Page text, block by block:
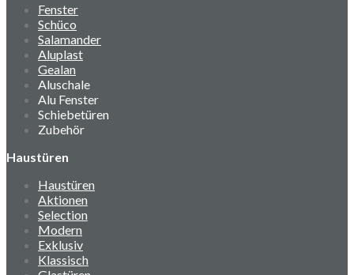
Fenster
Schüco
Salamander
Aluplast
Gealan
Aluschale
Alu Fenster
Schiebetüren
Zubehör
Haustüren
Haustüren
Aktionen
Selection
Modern
Exklusiv
Klassisch